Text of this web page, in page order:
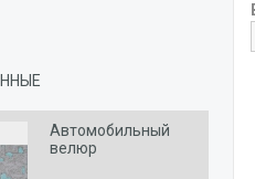
Автомобильный
велюр